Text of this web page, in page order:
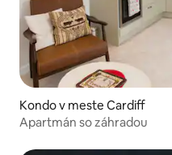
Kondo v meste Cardiff
Apartmán so záhradou